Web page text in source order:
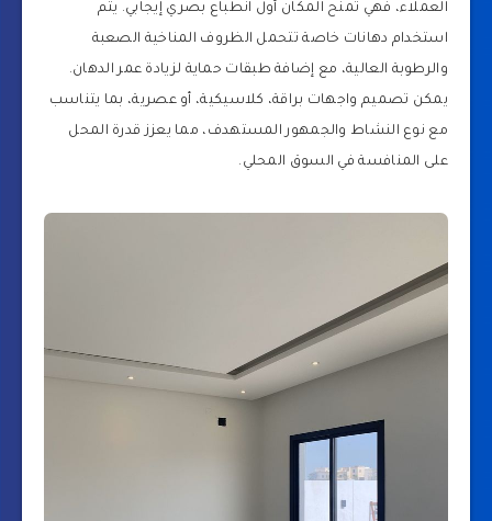
العملاء، فهي تمنح المكان أول انطباع بصري إيجابي. يتم
استخدام دهانات خاصة تتحمل الظروف المناخية الصعبة
والرطوبة العالية، مع إضافة طبقات حماية لزيادة عمر الدهان.
يمكن تصميم واجهات براقة، كلاسيكية، أو عصرية، بما يتناسب
مع نوع النشاط والجمهور المستهدف، مما يعزز قدرة المحل
على المنافسة في السوق المحلي.